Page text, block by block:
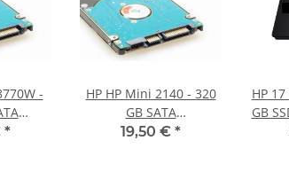
-
*
HP HP Mini 2140 - 320
GB SATA
HDD/Festplatte
19,50 € *
HP
GB